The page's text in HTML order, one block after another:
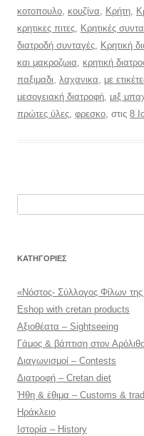
κοτοπουλο κουζίνα Κρήτη
κρητικες πιτες
Κρητικές
διατροδή συνταγές
Κρητική
και μακροζωια
κρητική
παξιμαδι λαχανικα με
μεσογειακή διατροφή μιξ
πρώτες ύλες φρεσκο , στις 8
KΑΤΗΓΟΡΊΕΣ
«Νόστος- Σύλλογος Φίλων
Eshop with cretan products
Αξιοθέατα – Sightseeing
Γάμος & βάπτιση στον
Διαγωνισμοί – Contests
Διατροφή – Cretan diet
Ήθη & έθιμα – Customs &
Ηράκλειο
Ιστορία – History